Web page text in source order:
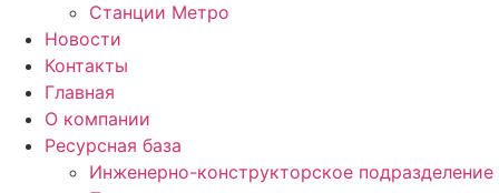
Станции Метро
Новости
Контакты
Главная
О компании
Ресурсная база
Инженерно-конструкторское подразделение